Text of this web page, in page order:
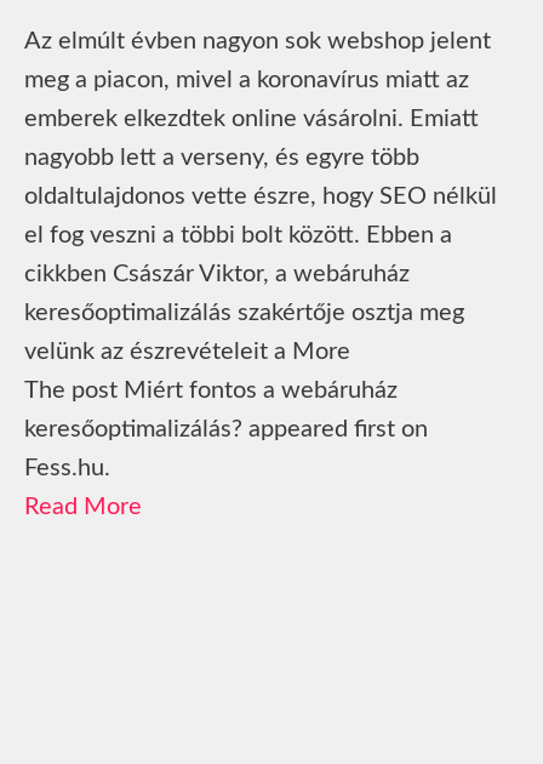
Az elmúlt évben nagyon sok webshop jelent
meg a piacon, mivel a koronavírus miatt az
emberek elkezdtek online vásárolni. Emiatt
nagyobb lett a verseny, és egyre több
oldaltulajdonos vette észre, hogy SEO nélkül
el fog veszni a többi bolt között. Ebben a
cikkben Császár Viktor, a webáruház
keresőoptimalizálás szakértője osztja meg
velünk az észrevételeit a More
The post Miért fontos a webáruház
keresőoptimalizálás? appeared first on
Fess.hu.
Read More